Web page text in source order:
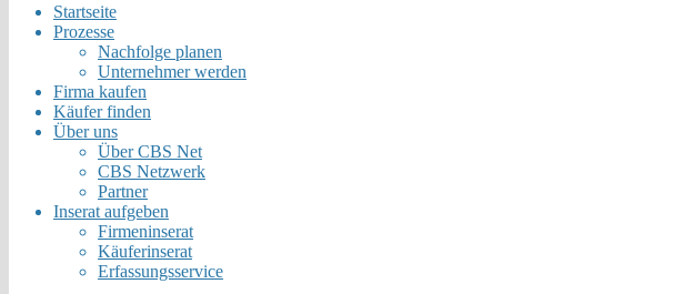
Startseite
Prozesse
Nachfolge planen
Unternehmer werden
Firma kaufen
Käufer finden
Über uns
Über CBS Net
CBS Netzwerk
Partner
Inserat aufgeben
Firmeninserat
Käuferinserat
Erfassungsservice